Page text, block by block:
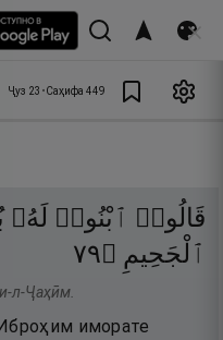
Ҷуз 23 •Саҳифа 449
قَالُوا۟ ٱبْنُوا۟ لَهُۥ
ٱلْجَحِيمِ ۝٩٧
л-Ҷаҳӣм.
иморате